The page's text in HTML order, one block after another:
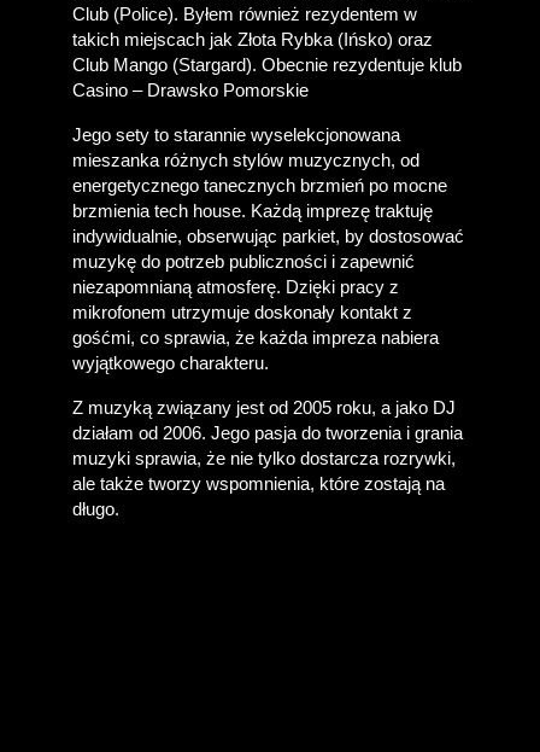
Club (Police). Byłem również rezydentem w
takich miejscach jak Złota Rybka (Ińsko) oraz
Club Mango (Stargard). Obecnie rezydentuje klub
Casino – Drawsko Pomorskie
Jego sety to starannie wyselekcjonowana
mieszanka różnych stylów muzycznych, od
energetycznego tanecznych brzmień po mocne
brzmienia tech house. Każdą imprezę traktuję
indywidualnie, obserwując parkiet, by dostosować
muzykę do potrzeb publiczności i zapewnić
niezapomnianą atmosferę. Dzięki pracy z
mikrofonem utrzymuje doskonały kontakt z
gośćmi, co sprawia, że każda impreza nabiera
wyjątkowego charakteru.
Z muzyką związany jest od 2005 roku, a jako DJ
działam od 2006. Jego pasja do tworzenia i grania
muzyki sprawia, że nie tylko dostarcza rozrywki,
ale także tworzy wspomnienia, które zostają na
długo.